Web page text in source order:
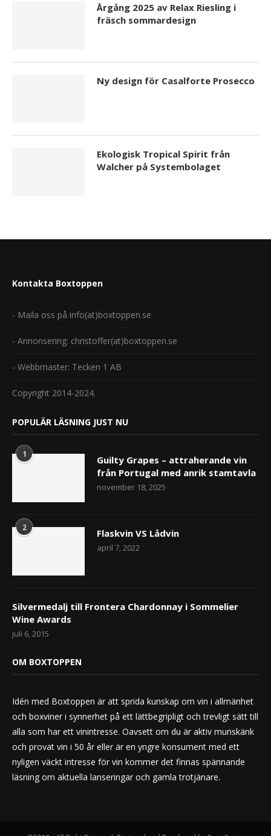
Årgång 2025 av Relax Riesling i
fräsch sommardesign
Ny design för Casalforte Prosecco
Ekologisk Tropical Spirit från
Walcher på Systembolaget
Kontakta Boxtoppen
- Maila oss på info(at)boxtoppen.se
- Annonsering: christoffer(at)boxtoppen.se
- Webbmaster: Tecken 1 AB
Copyright 2014-2024.
POPULÄR LÄSNING JUST NU
1
Guilty Grapes – attraherande vin
från Portugal med anrik stamtavla
november 18, 2025
2 Flaskvin VS Lådvin
april 7, 2022
Silvermedalj till Frontera Chardonnay i Sommelier
Wine Awards
juli 6, 2015
OM BOXTOPPEN
Idén med Boxtoppen är att sprida kunskap om vin i allmänhet
och boxviner i synnerhet på ett lättbegripligt och trevligt sätt till
alla som har ett vinintresse. Oavsett om du är aktiv munskänk
och provat vin i 50 år eller är en yngre konsument med ett
nyligen väckt intresse för vin kommer det finnas spännande
läsning om aktuella lanseringar och gamla trotjänare.